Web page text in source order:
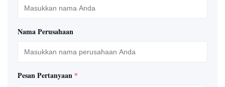
Nama Perusahaan
Pesan Pertanyaan *